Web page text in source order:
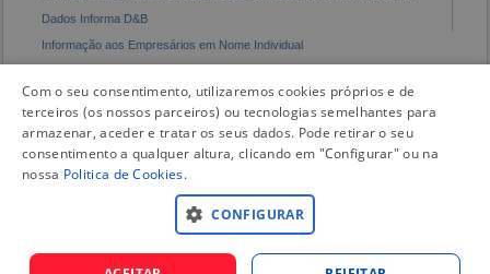
Dados Informa D&B
Informação aos Empresários em Nome Individual
Com o seu consentimento, utilizaremos cookies próprios e de
terceiros (os nossos parceiros) ou tecnologias semelhantes para
armazenar, aceder e tratar os seus dados. Pode retirar o seu
consentimento a qualquer altura, clicando em "Configurar" ou na
nossa Politica de Cookies.
CONFIGURAR